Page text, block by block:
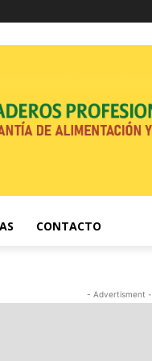
CONTACTO
- Advertisment -